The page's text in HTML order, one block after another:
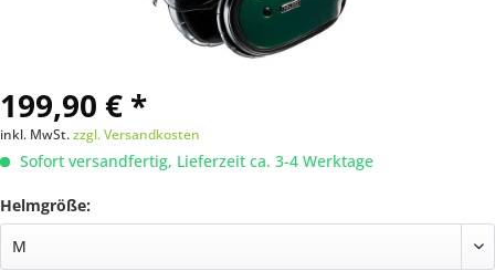
199,90 € *
inkl. MwSt.zzgl. Versandkosten
Sofort versandfertig, Lieferzeit ca. 3-4 Werktage
Helmgröße: